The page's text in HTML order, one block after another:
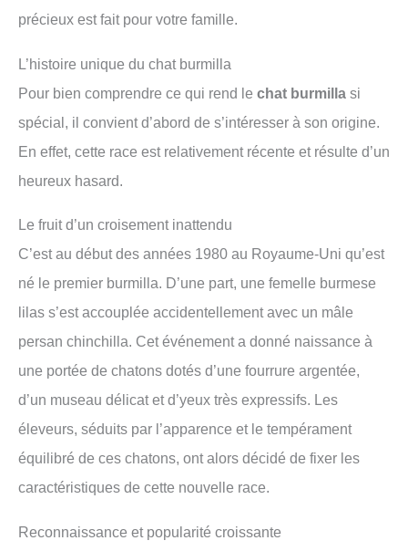
précieux est fait pour votre famille.
L’histoire unique du chat burmilla
Pour bien comprendre ce qui rend le chat burmilla si
spécial, il convient d’abord de s’intéresser à son origine.
En effet, cette race est relativement récente et résulte d’un
heureux hasard.
Le fruit d’un croisement inattendu
C’est au début des années 1980 au Royaume-Uni qu’est
né le premier burmilla. D’une part, une femelle burmese
lilas s’est accouplée accidentellement avec un mâle
persan chinchilla. Cet événement a donné naissance à
une portée de chatons dotés d’une fourrure argentée,
d’un museau délicat et d’yeux très expressifs. Les
éleveurs, séduits par l’apparence et le tempérament
équilibré de ces chatons, ont alors décidé de fixer les
caractéristiques de cette nouvelle race.
Reconnaissance et popularité croissante